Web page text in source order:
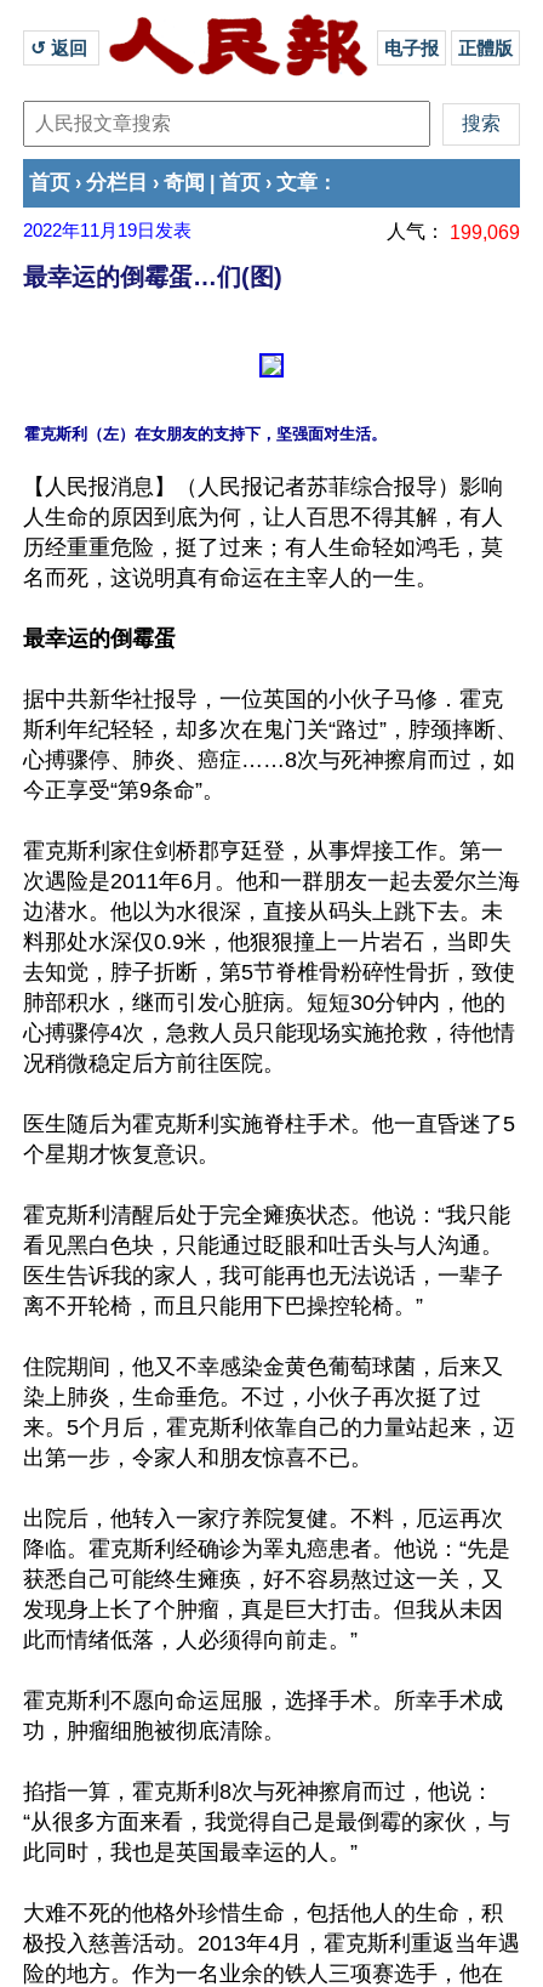
↺ 返回 电子报 正體版
首页 › 分栏目 › 奇闻 首页 › 文章 ：
2022年11月19日 发表 人气： 199,069
最幸运的倒霉蛋…们(图)
【人民报消息】（人民报记者苏菲综合报导）影响
人生命的原因到底为何，让人百思不得其解，有人
历经重重危险，挺了过来；有人生命轻如鸿毛，莫
名而死，这说明真有命运在主宰人的一生。
最幸运的倒霉蛋
据中共新华社报导，一位英国的小伙子马修．霍克
斯利年纪轻轻，却多次在鬼门关“路过”，脖颈摔断、
心搏骤停、肺炎、癌症……8次与死神擦肩而过，如
今正享受“第9条命”。
霍克斯利家住剑桥郡亨廷登，从事焊接工作。第一
次遇险是2011年6月。他和一群朋友一起去爱尔兰海
边潜水。他以为水很深，直接从码头上跳下去。未
料那处水深仅0.9米，他狠狠撞上一片岩石，当即失
去知觉，脖子折断，第5节脊椎骨粉碎性骨折，致使
肺部积水，继而引发心脏病。短短30分钟内，他的
心搏骤停4次，急救人员只能现场实施抢救，待他情
况稍微稳定后方前往医院。
医生随后为霍克斯利实施脊柱手术。他一直昏迷了5
个星期才恢复意识。
霍克斯利清醒后处于完全瘫痪状态。他说：“我只能
看见黑白色块，只能通过眨眼和吐舌头与人沟通。
医生告诉我的家人，我可能再也无法说话，一辈子
离不开轮椅，而且只能用下巴操控轮椅。”
住院期间，他又不幸感染金黄色葡萄球菌，后来又
染上肺炎，生命垂危。不过，小伙子再次挺了过
来。5个月后，霍克斯利依靠自己的力量站起来，迈
出第一步，令家人和朋友惊喜不已。
出院后，他转入一家疗养院复健。不料，厄运再次
降临。霍克斯利经确诊为睪丸癌患者。他说：“先是
获悉自己可能终生瘫痪，好不容易熬过这一关，又
发现身上长了个肿瘤，真是巨大打击。但我从未因
此而情绪低落，人必须得向前走。”
霍克斯利不愿向命运屈服，选择手术。所幸手术成
功，肿瘤细胞被彻底清除。
掐指一算，霍克斯利8次与死神擦肩而过，他说：
“从很多方面来看，我觉得自己是最倒霉的家伙，与
此同时，我也是英国最幸运的人。”
大难不死的他格外珍惜生命，包括他人的生命，积
极投入慈善活动。2013年4月，霍克斯利重返当年遇
险的地方。作为一名业余的铁人三项赛选手，他在